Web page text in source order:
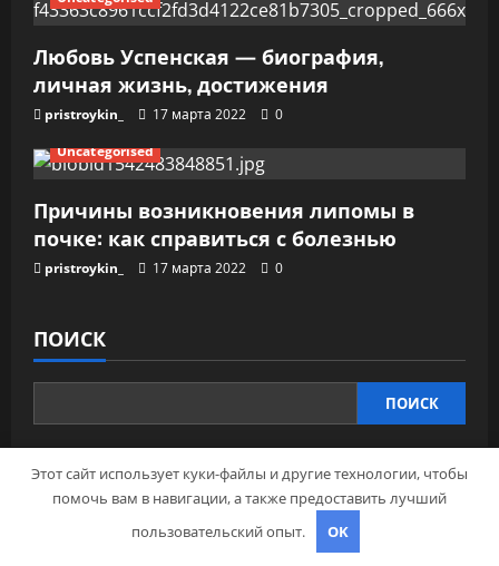
Любовь Успенская — биография,
личная жизнь, достижения
pristroykin_ 17 марта 2022
0
Uncategorised
Причины возникновения липомы в
почке: как справиться с болезнью
pristroykin_ 17 марта 2022 0
ПОИСК
ПОИСК
ПОСЛЕДНИЕ ЗАПИСИ
Этот сайт использует куки-файлы и другие технологии, чтобы
помочь вам в навигации, а также предоставить лучший
пользовательский опыт.
OK